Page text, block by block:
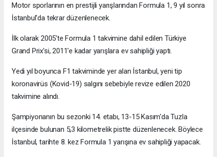
Motor sporlarının en prestijli yarışlarından Formula 1, 9 yıl sonra
İstanbul'da tekrar düzenlenecek.
İlk olarak 2005'te Formula 1 takvimine dahil edilen Türkiye
Grand Prix'si, 2011'e kadar yarışlara ev sahipliği yaptı.
Yedi yıl boyunca F1 takviminde yer alan İstanbul, yeni tip
koronavirüs (Kovid-19) salgını sebebiyle revize edilen 2020
takvimine alındı.
Şampiyonanın bu sezonki 14. etabı, 13-15 Kasım'da Tuzla
ilçesinde bulunan 5,3 kilometrelik pistte düzenlenecek. Böylece
İstanbul, tarihte 8. kez Formula 1 yarışına ev sahipliği yapacak.